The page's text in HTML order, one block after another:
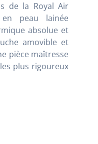
de la Royal Air
peau lainée
absolue et
amovible et
pièce maîtresse
plus rigoureux